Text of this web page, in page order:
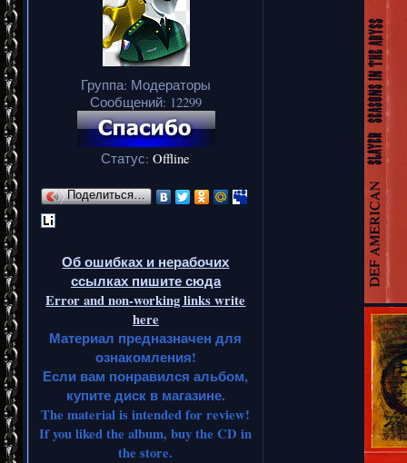
Группа: Модераторы
Сообщений: 12299
Статус:Offline
Поделиться…
Об ошибках и нерабочих
ссылках пишите сюда
Error and non-working links write
here
Материал предназначен для
ознакомления!
Если вам понравился альбом,
купите диск в магазине.
The material is intended for review!
If you liked the album, buy the CD in
the store.